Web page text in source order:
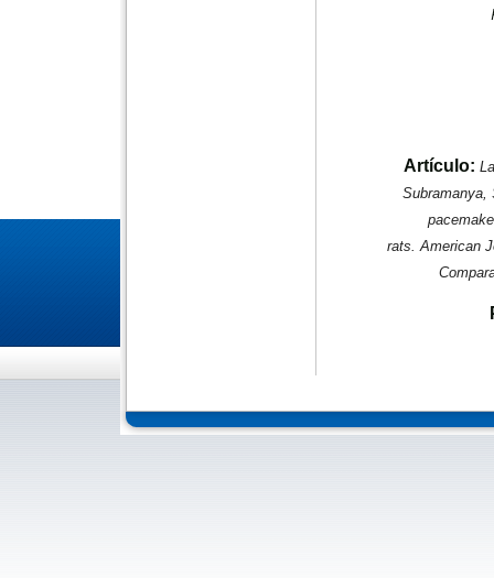
Artículo:
Subramanya,
rats.American